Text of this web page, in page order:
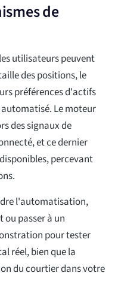
de
utilisateurs peuvent
des positions, le
préférences d'actifs
Le moteur
des signaux de
et ce dernier
percevant
l'automatisation,
passer à un
pour tester
réel, bien que la
du courtier dans votre